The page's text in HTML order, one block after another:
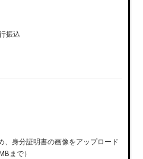
振込
、身分証明書の画像をアップロード
まで）